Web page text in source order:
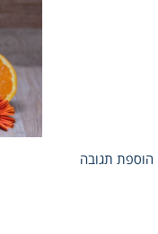
הוספת תגובה